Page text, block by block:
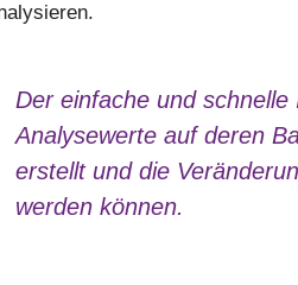
Der einfache und
Analysewerte auf deren
erstellt und die
werden können.